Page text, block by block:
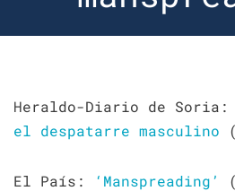
Heraldo-Diario de Soria:
el despatarre masculino
El País: ‘Manspreading’